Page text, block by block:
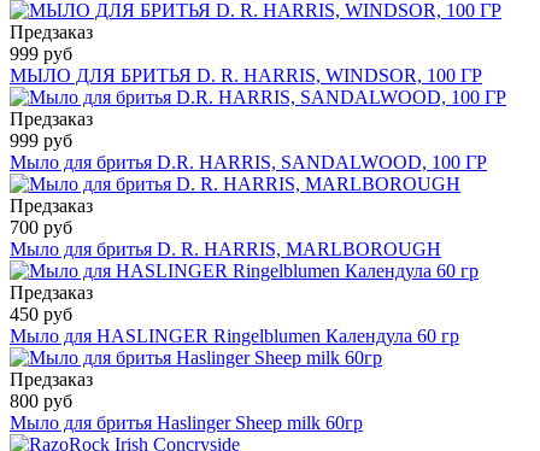
Предзаказ
999 руб
МЫЛО ДЛЯ БРИТЬЯ D. R. HARRIS, WINDSOR, 100 ГР
Предзаказ
999 руб
Мыло для бритья D.R. HARRIS, SANDALWOOD, 100 ГР
Предзаказ
700 руб
Мыло для бритья D. R. HARRIS, MARLBOROUGH
Предзаказ
450 руб
Мыло для HASLINGER Ringelblumen Календула 60 гр
Предзаказ
800 руб
Мыло для бритья Haslinger Sheep milk 60гр